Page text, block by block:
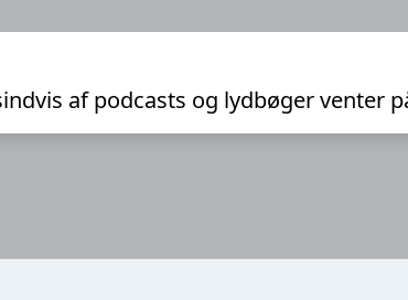
af podcasts og lydbøger venter